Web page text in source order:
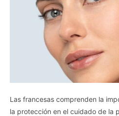
Las francesas comprenden la
la protección en el cuidado de la